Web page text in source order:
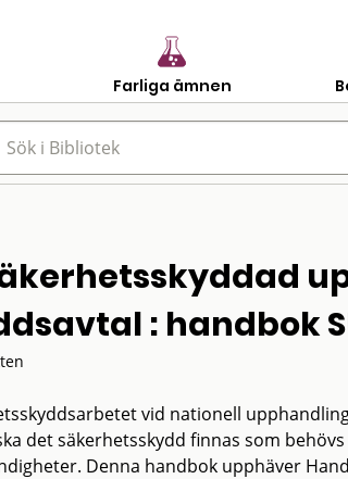
Farliga ämnen
: handbok
vid nationell
det säkerhetsskydd finnas som
Denna handbok upphäver